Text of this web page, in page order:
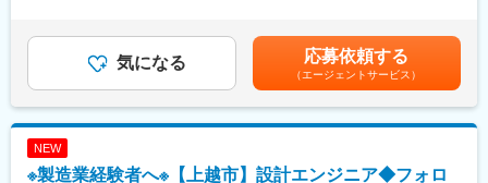
変更の範囲：会社の定める業務
■取扱製品に関して
エアーシャワーは、クリーンルーム・無菌室の前室でジェット気
流により入出者のじん埃・毛髪等を吹き飛ばし、塵埃・毛髪等の
持ち込みを軽減する設備です。
気になる 応募依頼する
（エージェントサービス）
NEW
※製造業経験者へ※【上越市】設計エンジニア◆フォロ